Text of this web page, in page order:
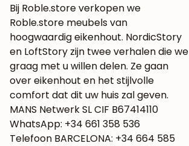
Bij Roble.store verkopen we
Roble.store meubels van
hoogwaardig eikenhout. NordicStory
en LoftStory zijn twee verhalen die we
graag met u willen delen. Ze gaan
over eikenhout en het stijlvolle
comfort dat dit uw huis zal geven.
MANS Netwerk SL CIF B67414110
WhatsApp: +34 661 358 536
Telefoon BARCELONA: +34 664 585